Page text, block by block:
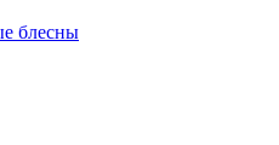
блесны